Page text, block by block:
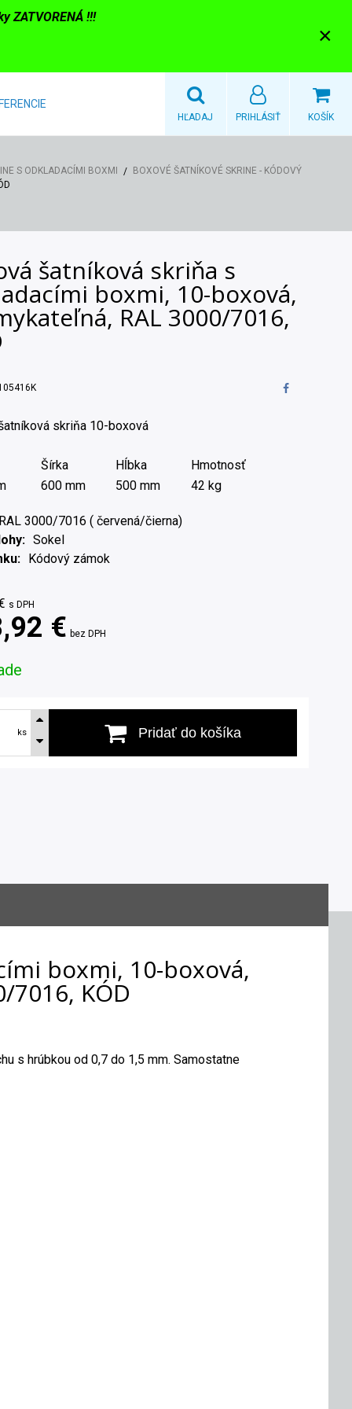
ZATVORENÁ !!!
×
KOŠÍK
PRIHLÁSIŤ
HĽADAJ
S ODKLADACÍMI BOXMI
BOXOVÉ ŠATNÍKOVÉ SKRINE - KÓDOVÝ
šatníková skriňa s
boxmi, 10-boxová,
RAL 3000/7016,
skriňa 10-boxová
Šírka Hĺbka
Hmotnosť
600 mm 500 mm 42 kg
3000/7016 ( červená/čierna)
Sokel
Kódový zámok
s DPH
€ bez DPH
ks Pridať do košíka
boxmi, 10-boxová,
7016, KÓD
s hrúbkou od 0,7 do 1,5 mm. Samostatne